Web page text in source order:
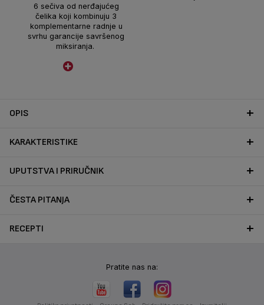
6 sečiva od nerđajućeg
čelika koji kombinuju 3
komplementarne radnje u
svrhu garancije savršenog
miksiranja.
OPIS
KARAKTERISTIKE
UPUTSTVA I PRIRUČNIK
ČESTA PITANJA
RECEPTI
Pratite nas na: